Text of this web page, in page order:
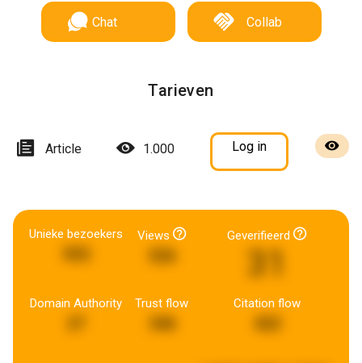
Chat Collab
Tarieven
Article 1.000 Log in
Unieke bezoekers Views
526
Geverifieerd
31
Domain Authority Trust flow
346
Citation flow